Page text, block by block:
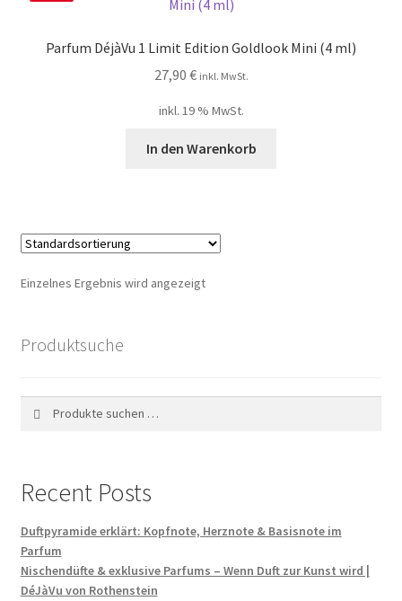
Parfum DéjàVu 1 Limit Edition Goldlook Mini (4 ml)
27,90 € inkl. MwSt.
inkl. 19 % MwSt.
In den Warenkorb
Einzelnes Ergebnis wird angezeigt
Produktsuche
Recent Posts
Duftpyramide erklärt: Kopfnote, Herznote & Basisnote im
Parfum
Nischendüfte & exklusive Parfums – Wenn Duft zur Kunst wird |
DéJàVu von Rothenstein